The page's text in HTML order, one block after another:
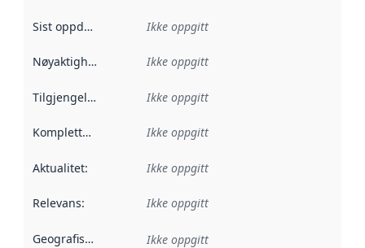
Sist oppdatert Ikke oppgitt
Nøyaktighet Ikke oppgitt
Tilgjengelighet Ikke oppgitt
Kompletthet Ikke oppgitt
Aktualitet: Ikke oppgitt
Relevans: Ikke oppgitt
Geografisk avgrensning :
Ikke oppgitt